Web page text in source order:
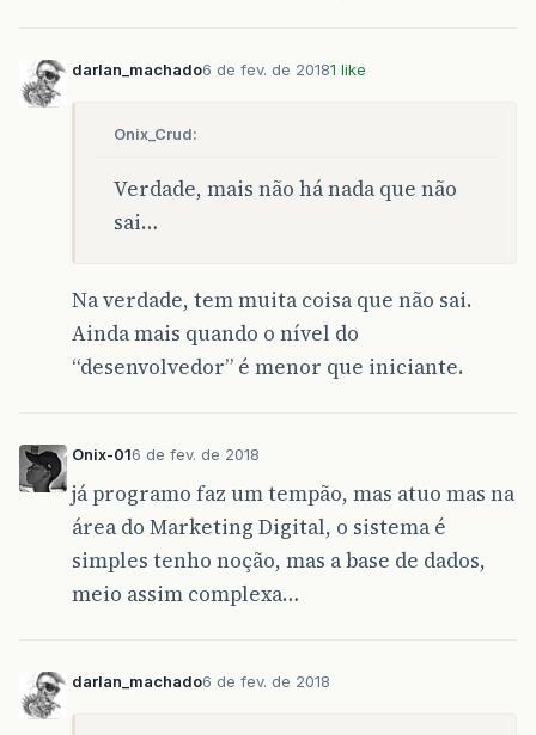
darlan_machado6 de fev. de 20181 like
Onix_Crud:
Verdade, mais não há nada que não
sai…
Na verdade, tem muita coisa que não sai.
Ainda mais quando o nível do
“desenvolvedor” é menor que iniciante.
Onix-016 de fev. de 2018
já programo faz um tempão, mas atuo mas na
área do Marketing Digital, o sistema é
simples tenho noção, mas a base de dados,
meio assim complexa…
darlan_machado6 de fev. de 2018